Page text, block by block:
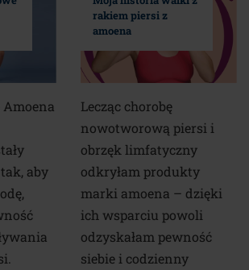
aby
rakiem piersi z
amoena
Lecząc chorobę
nowotworową piersi i
obrzęk limfatyczny
odkryłam produkty
marki amoena – dzięki
ich wsparciu powoli
odzyskałam pewność
siebie i codzienny